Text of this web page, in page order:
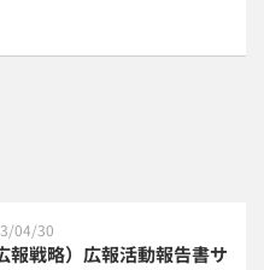
04/30
報戦略）広報活動報告書サ